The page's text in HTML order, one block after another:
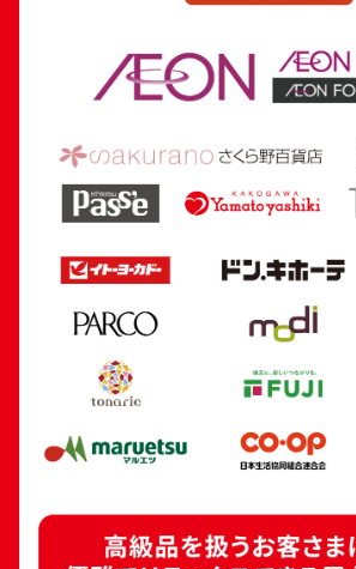
念メダル
参考買取価格
170,700円